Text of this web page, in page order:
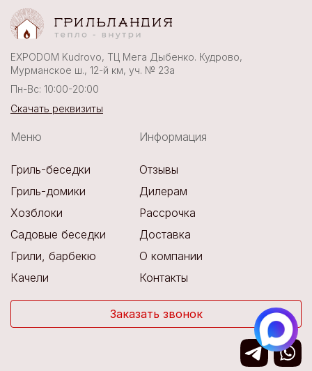
EXPODOM Kudrovo, ТЦ Мега Дыбенко. Кудрово,
Мурманское ш., 12-й км, уч. № 23а
Пн-Вс: 10:00-20:00
Скачать реквизиты
Меню
Гриль-беседки
Гриль-домики
Хозблоки
Садовые беседки
Грили, барбекю
Качели
Информация
Отзывы
Дилерам
Рассрочка
Доставка
О компании
Контакты
Заказать звонок